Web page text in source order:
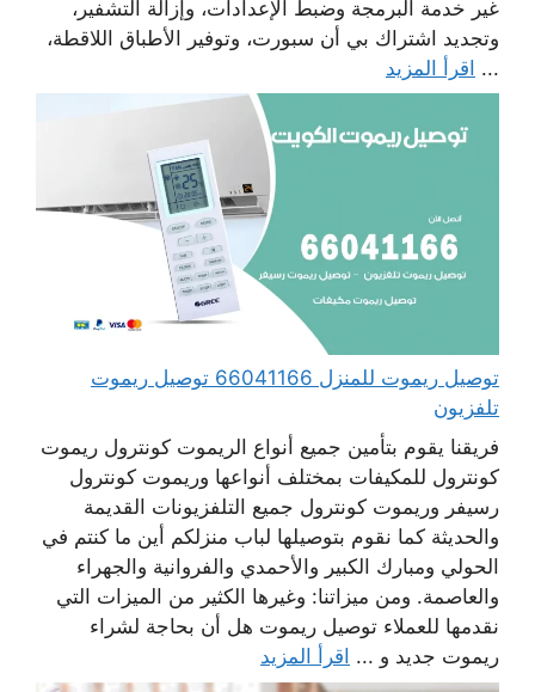
غير خدمة البرمجة وضبط الإعدادات، وإزالة التشفير،
وتجديد اشتراك بي أن سبورت، وتوفير الأطباق اللاقطة،
... اقرأ المزيد
توصيل ريموت للمنزل 66041166 توصيل ريموت
تلفزيون
فريقنا يقوم بتأمين جميع أنواع الريموت كونترول ريموت
كونترول للمكيفات بمختلف أنواعها وريموت كونترول
رسيفر وريموت كونترول جميع التلفزيونات القديمة
والحديثة كما نقوم بتوصيلها لباب منزلكم أين ما كنتم في
الحولي ومبارك الكبير والأحمدي والفروانية والجهراء
والعاصمة. ومن ميزاتنا: وغيرها الكثير من الميزات التي
نقدمها للعملاء توصيل ريموت هل أن بحاجة لشراء
ريموت جديد و ... اقرأ المزيد